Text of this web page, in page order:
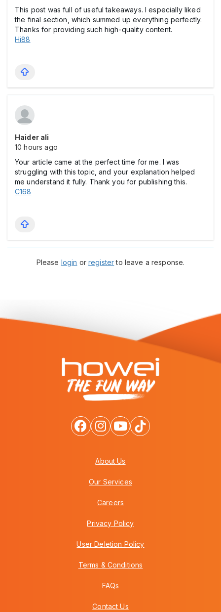
This post was full of useful takeaways. I especially liked
the final section, which summed up everything perfectly.
Thanks for providing such high-quality content.
Hi88
Haider ali
10 hours ago
Your article came at the perfect time for me. I was
struggling with this topic, and your explanation helped
me understand it fully. Thank you for publishing this.
C168
Please login orregisterto leave a response.
About Us
Our Services
Careers
Privacy Policy
User Deletion Policy
Terms & Conditions
FAQs
Contact Us